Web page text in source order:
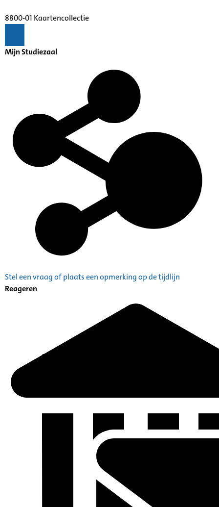
8800-01 Kaartencollectie
Mijn Studiezaal
Stel een vraag of plaats een opmerking op de tijdlijn
Reageren